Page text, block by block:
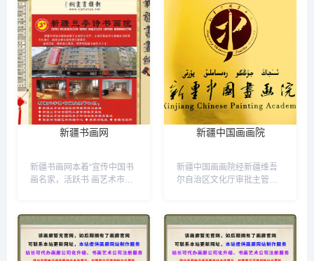
新疆书画网
新疆书画网本着“宣传中国书
画名家，活跃书 画艺术市
旨，自始至终以“诚信”为本，
竭诚为中国的书画名家服
务。主要收集当代名家字画
佳作，力推新人 新作、名家
新疆中国画画院
新疆中国画画院经新疆维吾
尔自治区文化厅审批主管的
秘书及山水画艺术委员会、
人物画艺术委员会、花鸟画
艺术委员会、书法艺术委员
会、微书画委员会、理论艺